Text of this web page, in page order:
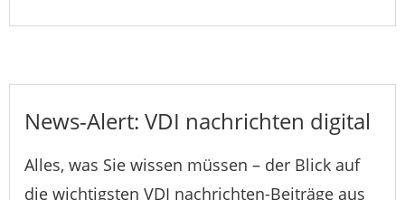
News-Alert: VDI nachrichten digital
Alles, was Sie wissen müssen – der Blick auf
die wichtigsten VDI nachrichten-Beiträge aus